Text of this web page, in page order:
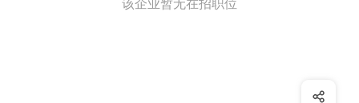
该企业暂无在招职位